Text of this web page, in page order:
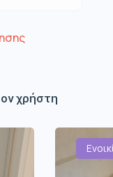
χρήστη